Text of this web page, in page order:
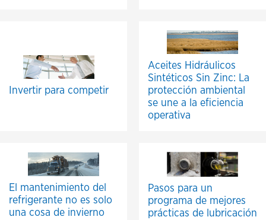
Invertir para competir
Aceites Hidráulicos
Sintéticos Sin Zinc: La
protección ambiental
se une a la eficiencia
operativa
El mantenimiento del
refrigerante no es solo
una cosa de invierno
Pasos para un
programa de mejores
prácticas de lubricación